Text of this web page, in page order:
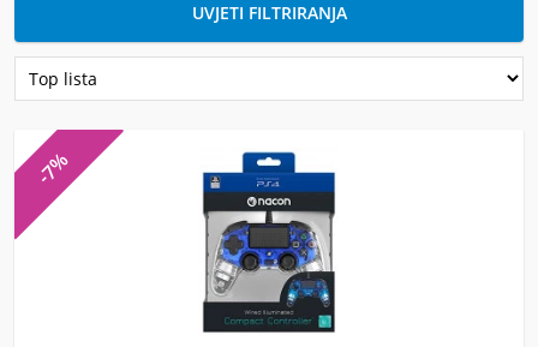
UVJETI FILTRIRANJA
-7%